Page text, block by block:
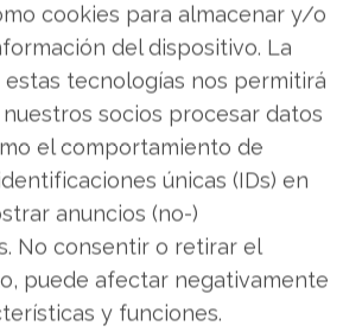
cookies para almacenar y/o
del dispositivo. La
tecnologías nos permitirá
socios procesar datos
el comportamiento de
únicas (IDs) en
anuncios (no-)
No consentir o retirar el
puede afectar negativamente
y funciones.
Arty los videojuegos de
de las creaciones desarrolladas
como los deSuper
System,laSega
Geo, por citar algunas pocas,
enfrentarse a desarrollos mucho
alto grado de seguridad.
a pesar de los años
nivel de jugabilidad es muy alto,